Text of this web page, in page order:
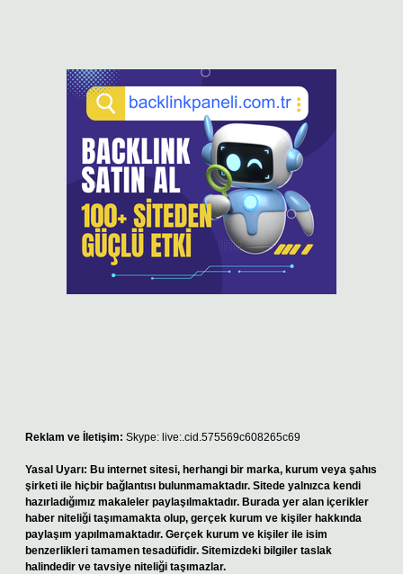
Reklam ve İletişim: Skype: live:.cid.575569c608265c69
Yasal Uyarı: Bu internet sitesi, herhangi bir marka, kurum veya şahıs
şirketi ile hiçbir bağlantısı bulunmamaktadır. Sitede yalnızca kendi
hazırladığımız makaleler paylaşılmaktadır. Burada yer alan içerikler
haber niteliği taşımamakta olup, gerçek kurum ve kişiler hakkında
paylaşım yapılmamaktadır. Gerçek kurum ve kişiler ile isim
benzerlikleri tamamen tesadüfidir. Sitemizdeki bilgiler taslak
halindedir ve tavsiye niteliği taşımazlar.